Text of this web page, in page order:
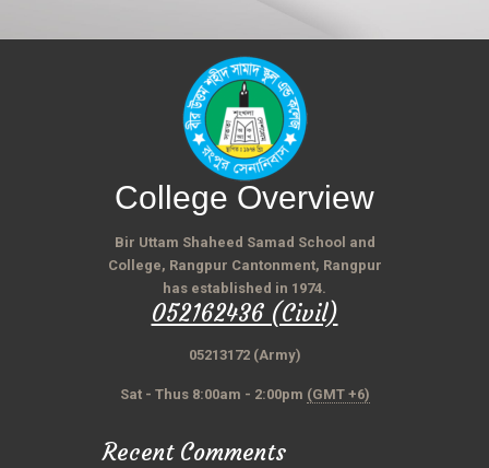
College Overview
Bir Uttam Shaheed Samad School and
College, Rangpur Cantonment, Rangpur
has established in 1974.
052162436 (Civil)
05213172 (Army)
Sat - Thus 8:00am - 2:00pm (GMT +6)
Recent Comments